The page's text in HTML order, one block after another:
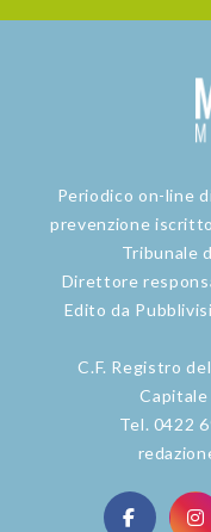
Periodico on-line
prevenzione
Tribunale
Direttore
Edito da
C.F. Registro
Capitale
Tel. 0422